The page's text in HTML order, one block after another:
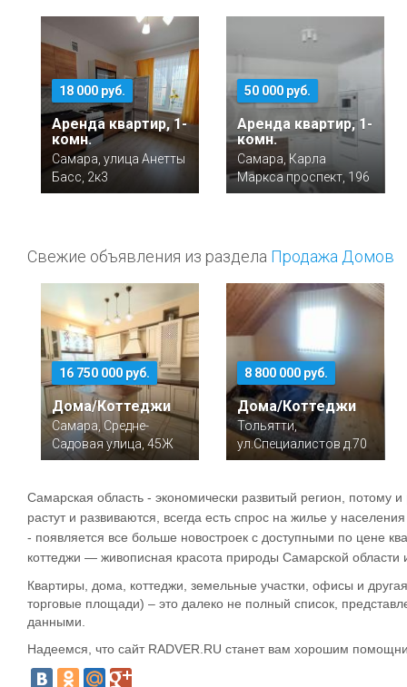
18 000 руб.
Аренда квартир, 1-
комн.
Самара, улица Анетты
Басс, 2к3
50 000 руб.
Аренда квартир, 1-
комн.
Самара, Карла
Маркса проспект, 196
Свежие объявления из раздела Продажа Домов
16 750 000 руб.
Дома/Коттеджи
Самара, Средне-
Садовая улица, 45Ж
8 800 000 руб.
Дома/Коттеджи
Тольятти,
ул.Специалистов д.70
Самарская область - экономически развитый регион, потому и
растут и развиваются, всегда есть спрос на жилье у
- появляется все больше новостроек с доступными по цене
коттеджи — живописная красота природы Самарской
Квартиры, дома, коттеджи, земельные участки, офисы и
торговые площади) – это далеко не полный список,
данными.
Надеемся, что сайт RADVER.RU станет вам хорошим